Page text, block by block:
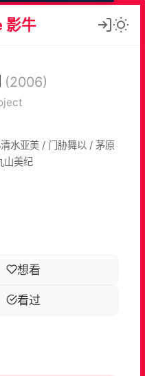
影牛
(2006)
水亚美 / 门胁舞以 / 茅原
山美纪
想看
看过